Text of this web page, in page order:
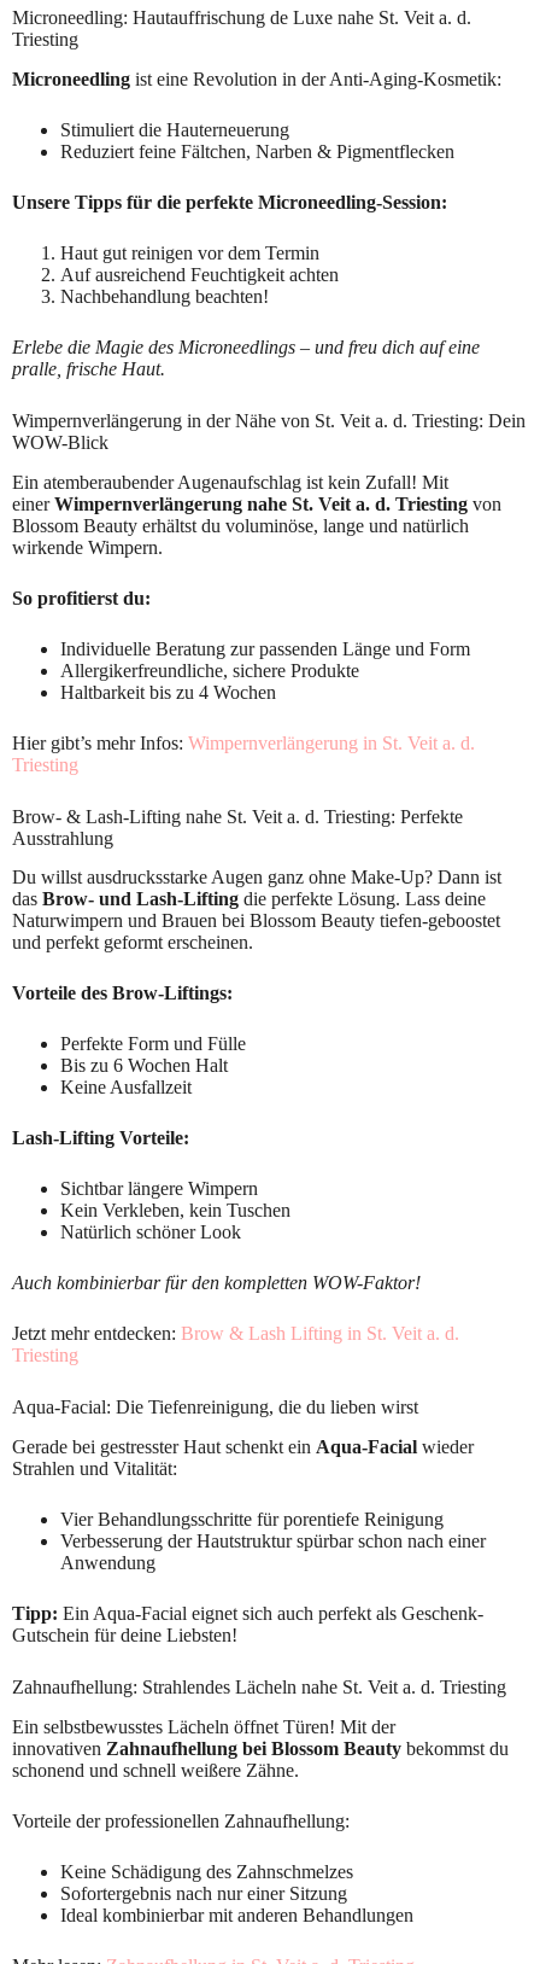
Microneedling: Hautauffrischung de Luxe nahe St. Veit a. d.
Triesting
Microneedling ist eine Revolution in der Anti-Aging-Kosmetik:
Stimuliert die Hauterneuerung
Reduziert feine Fältchen, Narben & Pigmentflecken
Unsere Tipps für die perfekte Microneedling-Session:
Haut gut reinigen vor dem Termin
Auf ausreichend Feuchtigkeit achten
Nachbehandlung beachten!
Erlebe die Magie des Microneedlings – und freu dich auf eine
pralle, frische Haut.
Wimpernverlängerung in der Nähe von St. Veit a. d. Triesting: Dein
WOW-Blick
Ein atemberaubender Augenaufschlag ist kein Zufall! Mit
einerWimpernverlängerung nahe St. Veit a. d. Triesting von
Blossom Beauty erhältst du voluminöse, lange und natürlich
wirkende Wimpern.
So profitierst du:
Individuelle Beratung zur passenden Länge und Form
Allergikerfreundliche, sichere Produkte
Haltbarkeit bis zu 4 Wochen
Hier gibt’s mehr Infos: Wimpernverlängerung in St. Veit a. d.
Triesting
Brow- & Lash-Lifting nahe St. Veit a. d. Triesting: Perfekte
Ausstrahlung
Du willst ausdrucksstarke Augen ganz ohne Make-Up? Dann ist
das Brow- und Lash-Lifting die perfekte Lösung. Lass deine
Naturwimpern und Brauen bei Blossom Beauty tiefen-geboostet
und perfekt geformt erscheinen.
Vorteile des Brow-Liftings:
Perfekte Form und Fülle
Bis zu 6 Wochen Halt
Keine Ausfallzeit
Lash-Lifting Vorteile:
Sichtbar längere Wimpern
Kein Verkleben, kein Tuschen
Natürlich schöner Look
Auch kombinierbar für den kompletten WOW-Faktor!
Jetzt mehr entdecken: Brow & Lash Lifting in St. Veit a. d.
Triesting
Aqua-Facial: Die Tiefenreinigung, die du lieben wirst
Gerade bei gestresster Haut schenkt ein Aqua-Facial wieder
Strahlen und Vitalität:
Vier Behandlungsschritte für porentiefe Reinigung
Verbesserung der Hautstruktur spürbar schon nach einer
Anwendung
Tipp: Ein Aqua-Facial eignet sich auch perfekt als Geschenk-
Gutschein für deine Liebsten!
Zahnaufhellung: Strahlendes Lächeln nahe St. Veit a. d. Triesting
Ein selbstbewusstes Lächeln öffnet Türen! Mit der
innovativen Zahnaufhellung bei Blossom Beauty bekommst du
schonend und schnell weißere Zähne.
Vorteile der professionellen Zahnaufhellung:
Keine Schädigung des Zahnschmelzes
Sofortergebnis nach nur einer Sitzung
Ideal kombinierbar mit anderen Behandlungen